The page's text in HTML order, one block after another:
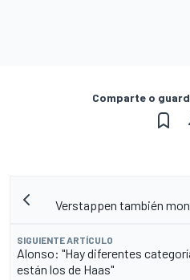
Comparte o
Verstappen también
SIGUIENTE ARTÍCULO
Alonso: "Hay diferentes
están los de Haas"